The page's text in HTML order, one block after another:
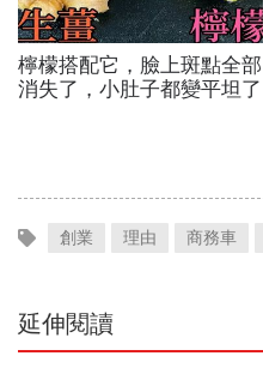
檸檬搭配它，臉上斑點全部
消失了，小肚子都變平坦了
創業 理由 商務車
延伸閱讀